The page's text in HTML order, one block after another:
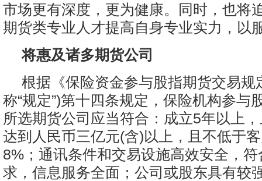
市场更有深度，更为健康。同时，也将
期货类专业人才提高自身专业实力，以
将惠及诸多期货公司
根据《保险资金参与股指期货交易规
称“规定”)第十四条规定，保险机构参与
所选期货公司应当符合：成立5年以上
达到人民币三亿元(含)以上，且不低于
8%；通讯条件和交易设施高效安全，
求，信息服务全面；公司或股东具有较